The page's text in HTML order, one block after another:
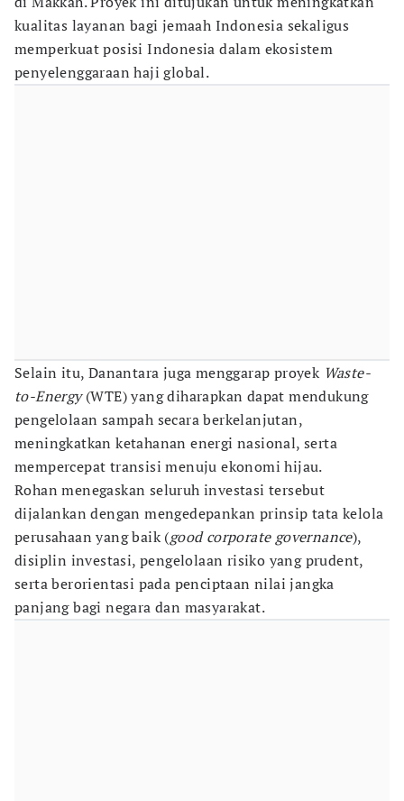
kualitas layanan bagi jemaah Indonesia sekaligus
memperkuat posisi Indonesia dalam ekosistem
penyelenggaraan haji global.
Selain itu, Danantara juga menggarap proyek Waste-
to-Energy(WTE) yang diharapkan dapat mendukung
pengelolaan sampah secara berkelanjutan,
meningkatkan ketahanan energi nasional, serta
mempercepat transisi menuju ekonomi hijau.
Rohan menegaskan seluruh investasi tersebut
dijalankan dengan mengedepankan prinsip tata kelola
perusahaan yang baik (good corporate governance),
disiplin investasi, pengelolaan risiko yang prudent,
serta berorientasi pada penciptaan nilai jangka
panjang bagi negara dan masyarakat.